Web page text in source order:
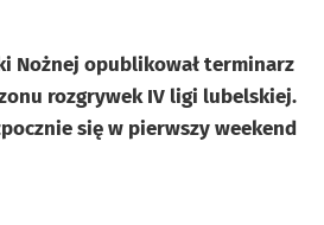
Nożnej opublikował terminarz
rozgrywek IV ligi lubelskiej.
się w pierwszy weekend